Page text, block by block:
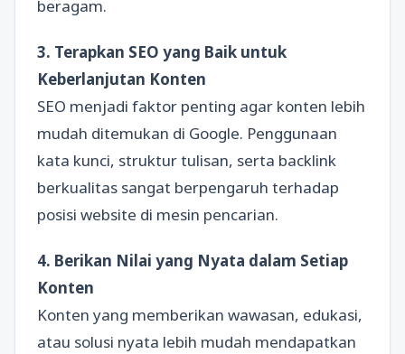
beragam.
3. Terapkan SEO yang Baik untuk
Keberlanjutan Konten
SEO menjadi faktor penting agar konten lebih
mudah ditemukan di Google. Penggunaan
kata kunci, struktur tulisan, serta backlink
berkualitas sangat berpengaruh terhadap
posisi website di mesin pencarian.
4. Berikan Nilai yang Nyata dalam Setiap
Konten
Konten yang memberikan wawasan, edukasi,
atau solusi nyata lebih mudah mendapatkan